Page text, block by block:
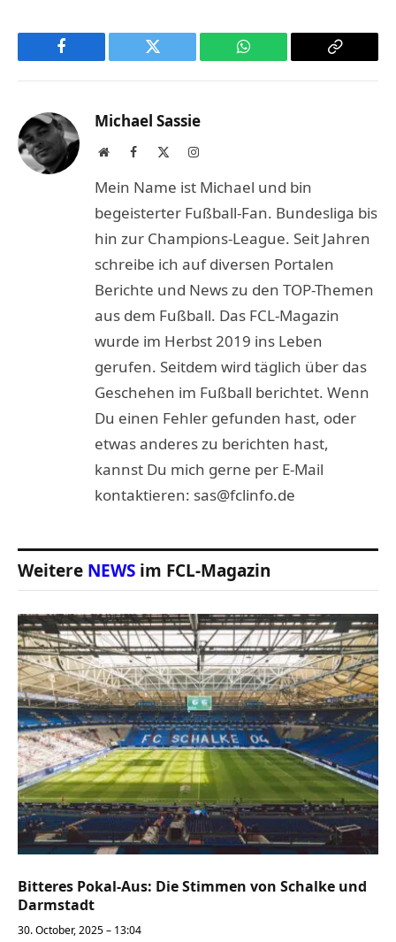
Facebook Twitter WhatsApp
Copy
Michael Sassie
WebsiteFacebook Instagram
Mein Name ist Michael und bin
begeisterter Fußball-Fan. Bundesliga bis
hin zur Champions-League. Seit Jahren
schreibe ich auf diversen Portalen
Berichte und News zu den TOP-Themen
aus dem Fußball. Das FCL-Magazin
wurde im Herbst 2019 ins Leben
gerufen. Seitdem wird täglich über das
Geschehen im Fußball berichtet. Wenn
Du einen Fehler gefunden hast, oder
etwas anderes zu berichten hast,
kannst Du mich gerne per E-Mail
kontaktieren: sas@fclinfo.de
Weitere NEWS im FCL-Magazin
Bitteres Pokal-Aus: Die Stimmen von Schalke und
Darmstadt
30. October, 2025 – 13:04